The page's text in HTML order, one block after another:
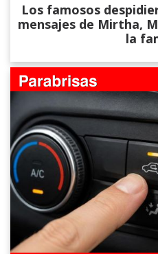
Los famosos
mensajes de Mirtha,
la